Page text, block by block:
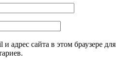
адрес сайта в этом браузере для